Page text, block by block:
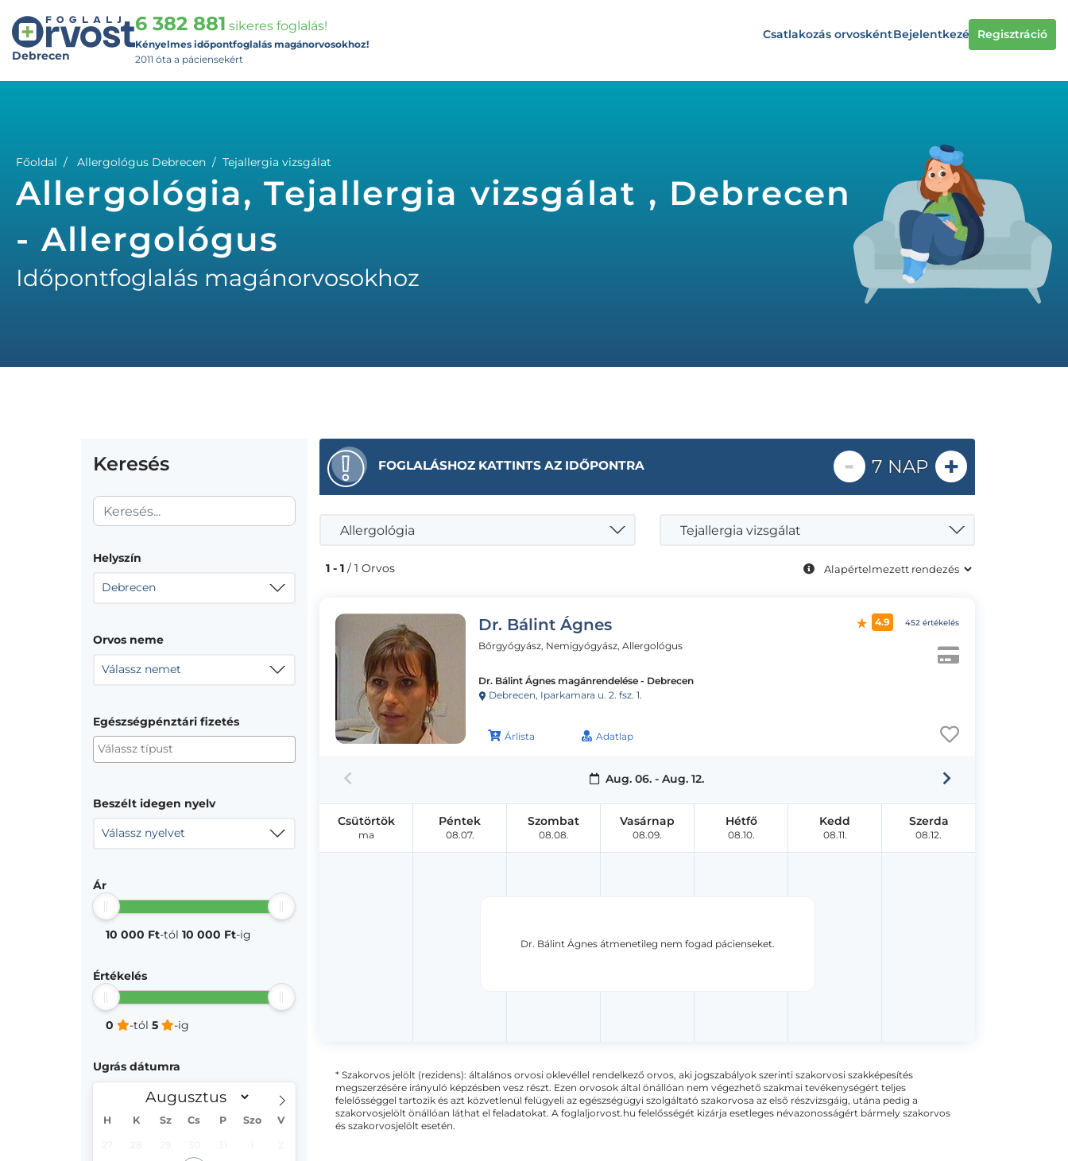
Debrecen
6 382 881 sikeres foglalás!
Kényelmes időpontfoglalás magánorvosokhoz!
2011 óta a páciensekért
Csatlakozás orvoskéntBejelentkezés Regisztráció
Főoldal Allergológus Debrecen Tejallergia vizsgálat
Allergológia, Tejallergia vizsgálat , Debrecen
- Allergológus
Időpontfoglalás magánorvosokhoz
Keresés
Helyszín
Debrecen
Orvos neme
Válassz nemet
Egészségpénztári fizetés
Beszélt idegen nyelv
Válassz nyelvet
Ár
10 000 Ft-tól 10 000 Ft-ig
Értékelés
0 -tól 5 -ig
Ugrás dátumra
H K Sz Cs P Szo V
FOGLALÁSHOZ KATTINTS AZ IDŐPONTRA - 7 NAP +
Allergológia Tejallergia vizsgálat
1 - 1 / 1 Orvos
Dr. Bálint Ágnes
Bőrgyógyász, Nemigyógyász, Allergológus
Dr. Bálint Ágnes magánrendelése - Debrecen
Debrecen, Iparkamara u. 2. fsz. 1.
Árlista Adatlap
4.9 452 értékelés
Aug. 06. - Aug. 12.
Dr. Bálint Ágnes átmenetileg nem fogad pácienseket.
Csütörtök
ma
Péntek
08.07.
Szombat
08.08.
Vasárnap
08.09.
Hétfő
08.10.
Kedd
08.11.
Szerda
08.12.
* Szakorvos jelölt (rezidens): általános orvosi oklevéllel rendelkező orvos, aki jogszabályok szerinti szakorvosi szakképesítés
megszerzésére irányuló képzésben vesz részt. Ezen orvosok által önállóan nem végezhető szakmai tevékenységért teljes
felelősséggel tartozik és azt közvetlenül felügyeli az egészségügyi szolgáltató szakorvosa az első részvizsgáig, utána pedig a
szakorvosjelölt önállóan láthat el feladatokat. A foglaljorvost.hu felelősségét kizárja esetleges névazonosságért bármely szakorvos
és szakorvosjelölt esetén.